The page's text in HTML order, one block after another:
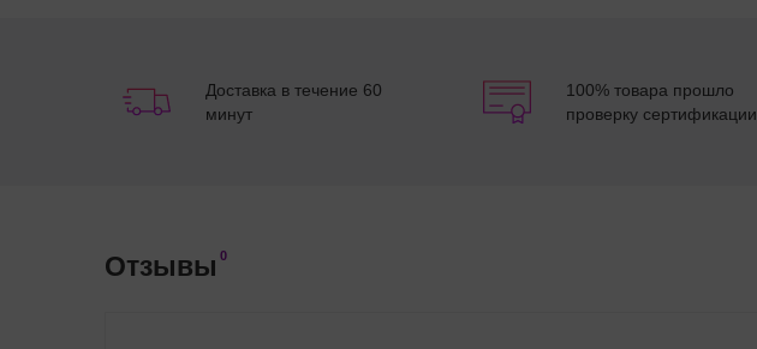
Доставка в течение 60
минут
100% товара прошло
проверку сертификации
Отзывы 0